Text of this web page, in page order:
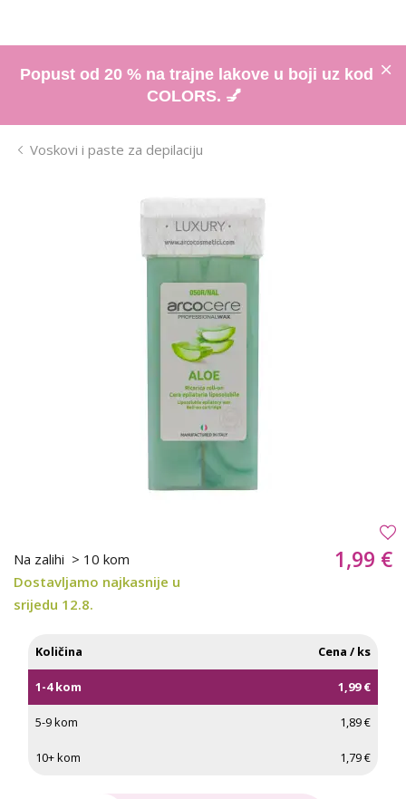
Popust od 20 % na trajne lakove u boji uz kod
COLORS. 💅
Voskovi i paste za depilaciju
Na zalihi > 10 kom
Dostavljamo najkasnije u
srijedu 12.8.
1,99 €
Količina Cena / ks
1-4 kom 1,99 €
5-9 kom 1,89 €
10+ kom 1,79 €